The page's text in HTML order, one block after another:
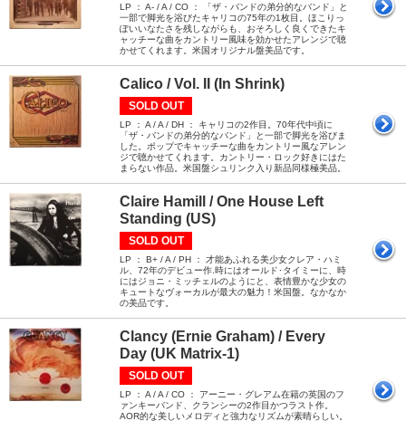
LP ： A- / A / CO ： 「ザ・バンドの弟分的なバンド」と
一部で脚光を浴びたキャリコの75年の1枚目。ほこりっ
ぽいいなたさを残しながらも、おそろしく良くできたキ
ャッチーな曲をカントリー風味を効かせたアレンジで聴
かせてくれます。米国オリジナル盤美品です。
Calico / Vol. II (In Shrink)
SOLD OUT
LP ： A / A / DH ： キャリコの2作目。70年代中頃に
「ザ・バンドの弟分的なバンド」と一部で脚光を浴びま
した。ポップでキャッチーな曲をカントリー風なアレン
ジで聴かせてくれます。カントリー・ロック好きにはた
まらない作品。米国盤シュリンク入り新品同様極美品。
Claire Hamill / One House Left
Standing (US)
SOLD OUT
LP ： B+ / A / PH ： 才能あふれる美少女クレア・ハミ
ル、72年のデビュー作.時にはオールド･タイミーに、時
にはジョニ・ミッチェルのようにと、表情豊かな少女の
キュートなヴォーカルが最大の魅力！米国盤。なかなか
の美品です。
Clancy (Ernie Graham) / Every
Day (UK Matrix-1)
SOLD OUT
LP ： A / A / CO ： アーニー・グレアム在籍の英国のフ
ァンキーバンド、クランシーの2作目かつラスト作。
AOR的な美しいメロディと強力なリズムが素晴らしい。